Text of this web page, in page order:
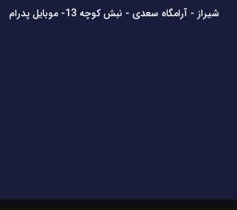
شیراز - آرامگاه سعدی - نبش کوچه 13- موبایل پدرام